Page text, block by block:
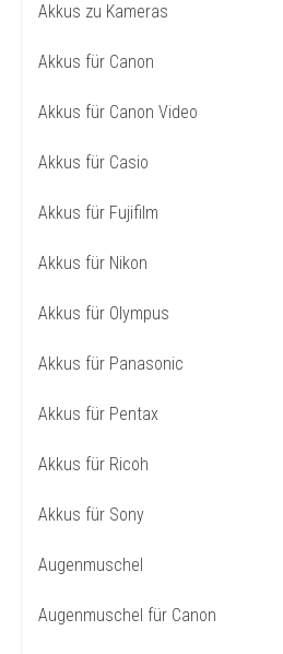
Akkus zu Kameras
Akkus für Canon
Akkus für Canon Video
Akkus für Casio
Akkus für Fujifilm
Akkus für Nikon
Akkus für Olympus
Akkus für Panasonic
Akkus für Pentax
Akkus für Ricoh
Akkus für Sony
Augenmuschel
Augenmuschel für Canon